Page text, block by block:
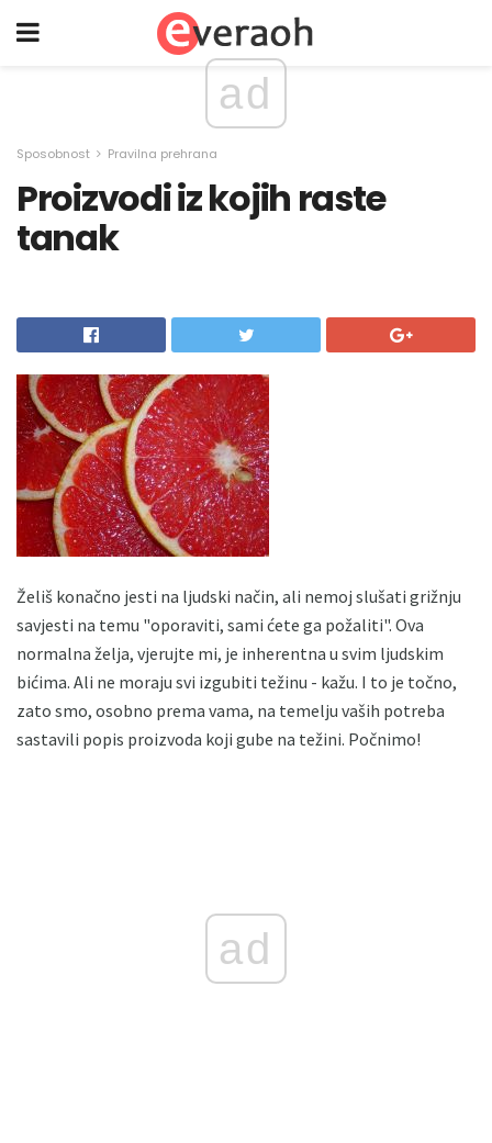
ad
Sposobnost Pravilna prehrana
Proizvodi iz kojih raste
tanak
Želiš konačno jesti na ljudski način, ali nemoj slušati grižnju
savjesti na temu "oporaviti, sami ćete ga požaliti". Ova
normalna želja, vjerujte mi, je inherentna u svim ljudskim
bićima. Ali ne moraju svi izgubiti težinu - kažu. I to je točno,
zato smo, osobno prema vama, na temelju vaših potreba
sastavili popis proizvoda koji gube na težini. Počnimo!
ad